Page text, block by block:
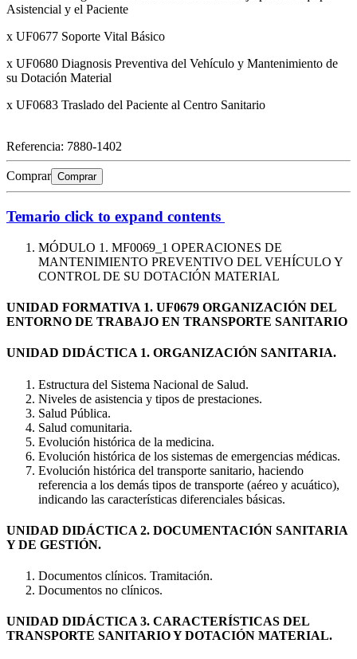
Asistencial y el Paciente
x UF0677 Soporte Vital Básico
x UF0680 Diagnosis Preventiva del Vehículo y Mantenimiento de
su Dotación Material
x UF0683 Traslado del Paciente al Centro Sanitario
Referencia: 7880-1402
Comprar Comprar
Temario click to expand contents
MÓDULO 1. MF0069_1 OPERACIONES DE
MANTENIMIENTO PREVENTIVO DEL VEHÍCULO Y
CONTROL DE SU DOTACIÓN MATERIAL
UNIDAD FORMATIVA 1. UF0679 ORGANIZACIÓN DEL
ENTORNO DE TRABAJO EN TRANSPORTE SANITARIO
UNIDAD DIDÁCTICA 1. ORGANIZACIÓN SANITARIA.
Estructura del Sistema Nacional de Salud.
Niveles de asistencia y tipos de prestaciones.
Salud Pública.
Salud comunitaria.
Evolución histórica de la medicina.
Evolución histórica de los sistemas de emergencias médicas.
Evolución histórica del transporte sanitario, haciendo
referencia a los demás tipos de transporte (aéreo y acuático),
indicando las características diferenciales básicas.
UNIDAD DIDÁCTICA 2. DOCUMENTACIÓN SANITARIA
Y DE GESTIÓN.
Documentos clínicos. Tramitación.
Documentos no clínicos.
UNIDAD DIDÁCTICA 3. CARACTERÍSTICAS DEL
TRANSPORTE SANITARIO Y DOTACIÓN MATERIAL.